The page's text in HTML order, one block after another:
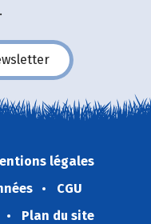
légales
CGU
Plan du site